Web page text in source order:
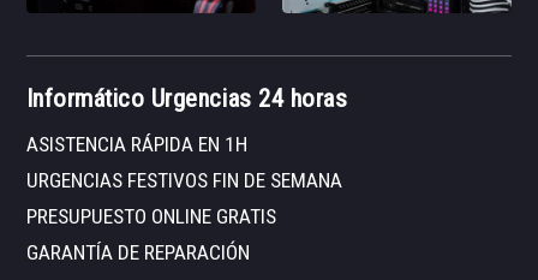
Informático Urgencias 24 horas
ASISTENCIA RÁPIDA EN 1H
URGENCIAS FESTIVOS FIN DE SEMANA
PRESUPUESTO ONLINE GRATIS
GARANTÍA DE REPARACIÓN